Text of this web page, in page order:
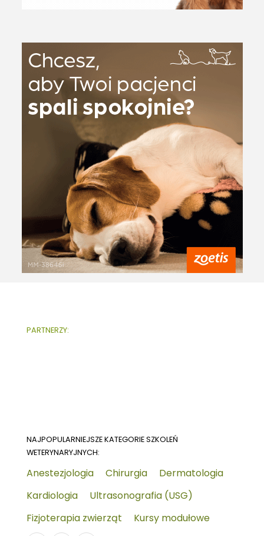
PARTNERZY:
NAJPOPULARNIEJSZE KATEGORIE SZKOLEŃ
WETERYNARYJNYCH:
Anestezjologia Chirurgia
Dermatologia
Kardiologia
Ultrasonografia (USG)
Fizjoterapia zwierząt
Kursy modułowe